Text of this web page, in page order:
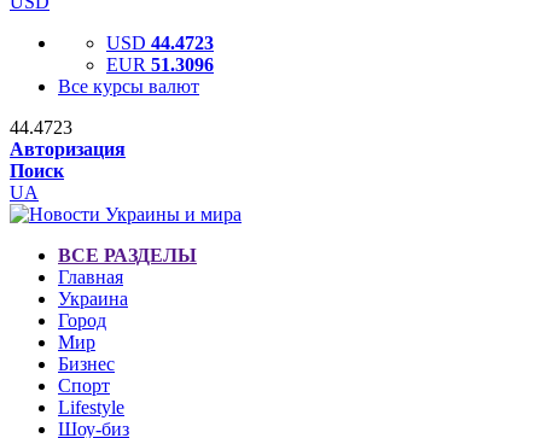
USD 44.4723
EUR 51.3096
Все курсы валют
44.4723
Авторизация
Поиск
UA
ВСЕ РАЗДЕЛЫ
Главная
Украина
Город
Мир
Бизнес
Спорт
Lifestyle
Шоу-биз